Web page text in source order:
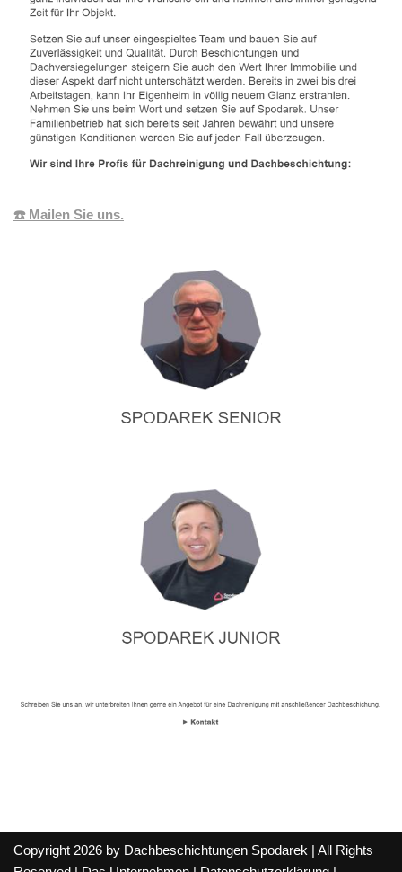
☎️ Mailen Sie uns.
Copyright 2026 by Dachbeschichtungen Spodarek | All Rights